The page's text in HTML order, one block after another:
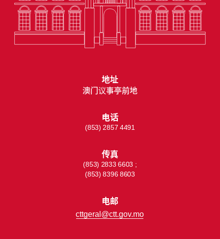
地址
澳门议事亭前地
电话
(853) 2857 4491
传真
(853) 2833 6603 ;
(853) 8396 8603
电邮
cttgeral@ctt.gov.mo